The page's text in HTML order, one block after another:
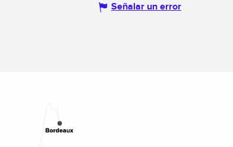
Señalar un error